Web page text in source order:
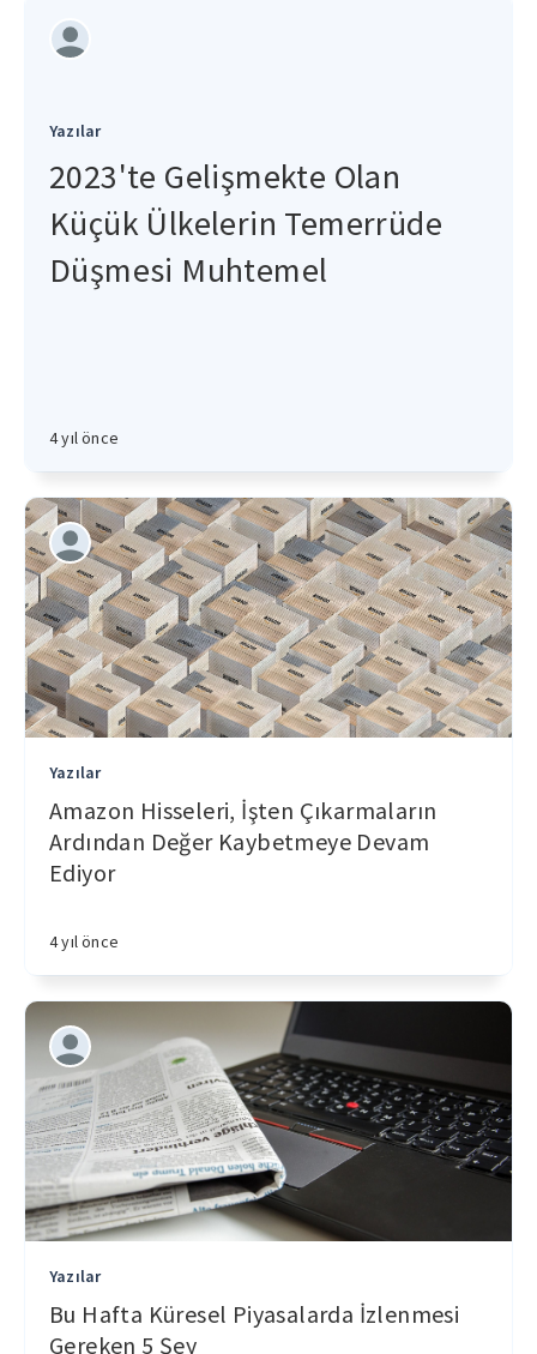
Yazılar
2023'te Gelişmekte Olan
Küçük Ülkelerin Temerrüde
Düşmesi Muhtemel
4 yıl önce
Yazılar
Amazon Hisseleri, İşten Çıkarmaların
Ardından Değer Kaybetmeye Devam
Ediyor
4 yıl önce
Yazılar
Bu Hafta Küresel Piyasalarda İzlenmesi
Gereken 5 Şey